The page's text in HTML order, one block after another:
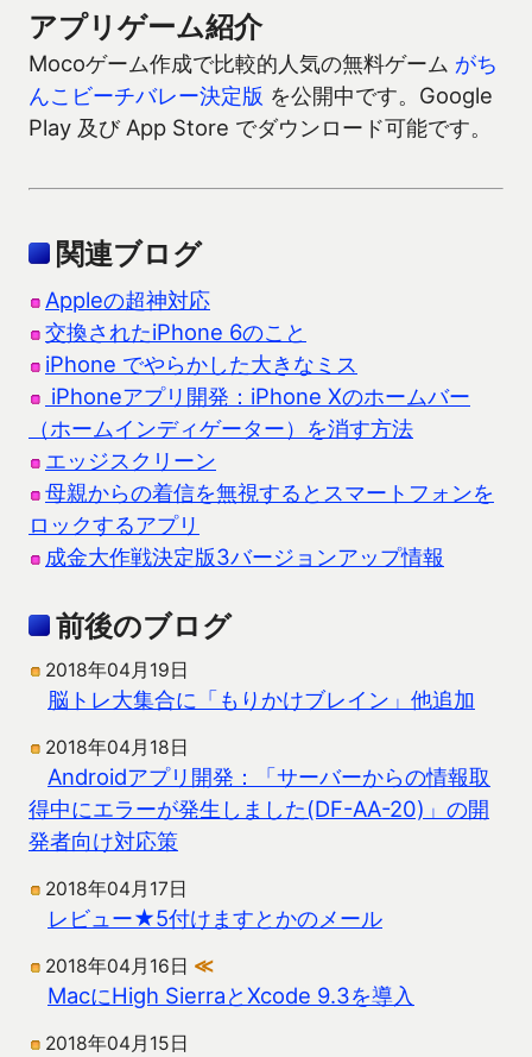
アプリゲーム紹介
Mocoゲーム作成で比較的人気の無料ゲーム がち
んこビーチバレー決定版 を公開中です。Google
Play 及び App Store でダウンロード可能です。
関連ブログ
Appleの超神対応
交換されたiPhone 6のこと
iPhone でやらかした大きなミス
iPhoneアプリ開発：iPhone Xのホームバー
（ホームインディゲーター）を消す方法
エッジスクリーン
母親からの着信を無視するとスマートフォンを
ロックするアプリ
成金大作戦決定版3バージョンアップ情報
前後のブログ
2018年04月19日
脳トレ大集合に「もりかけブレイン」他追加
2018年04月18日
Androidアプリ開発：「サーバーからの情報取
得中にエラーが発生しました(DF-AA-20)」の開
発者向け対応策
2018年04月17日
レビュー★5付けますとかのメール
2018年04月16日 ≪
MacにHigh SierraとXcode 9.3を導入
2018年04月15日